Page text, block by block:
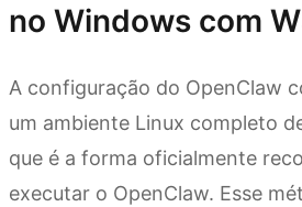
no Windows com
A configuração do OpenClaw
um ambiente Linux completo
que é a forma oficialmente
executar o OpenClaw. Esse